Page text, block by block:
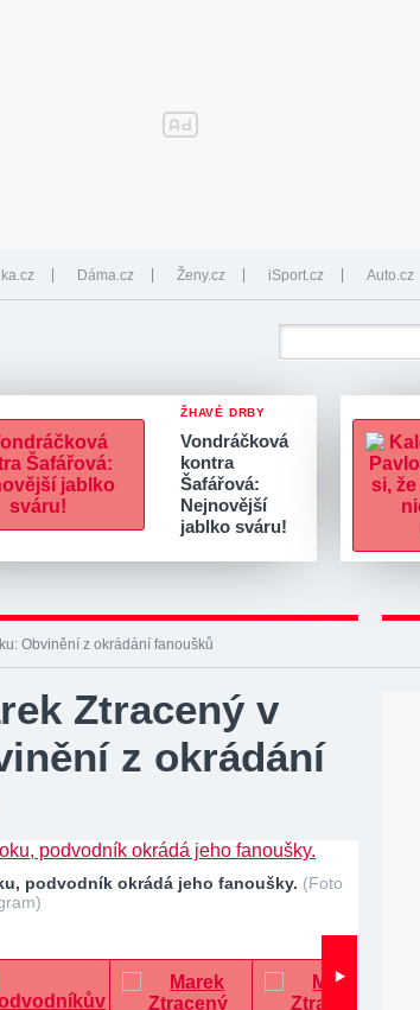
Dáma.cz Ženy.cz iSport.cz Auto.cz
ŽHAVÉ DRBY
Vondráčková
kontra
Šafářová:
Nejnovější
jablko sváru!
Obvinění z okrádání fanoušků
Ztracený v
z okrádání
podvodník okrádá jeho fanoušky. (Foto